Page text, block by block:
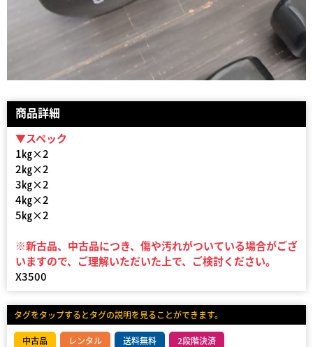
商品詳細
▼スペック
1㎏×2
2㎏×2
3㎏×2
4㎏×2
5㎏×2
※新古品、中古品につき、傷や汚れがついている場合がござ
いますので、ご理解いただいた上で、ご検討ください。
X3500
タグをタップするとタグの説明を見ることができます。
中古品 レンタル 送料無料 2段階決済